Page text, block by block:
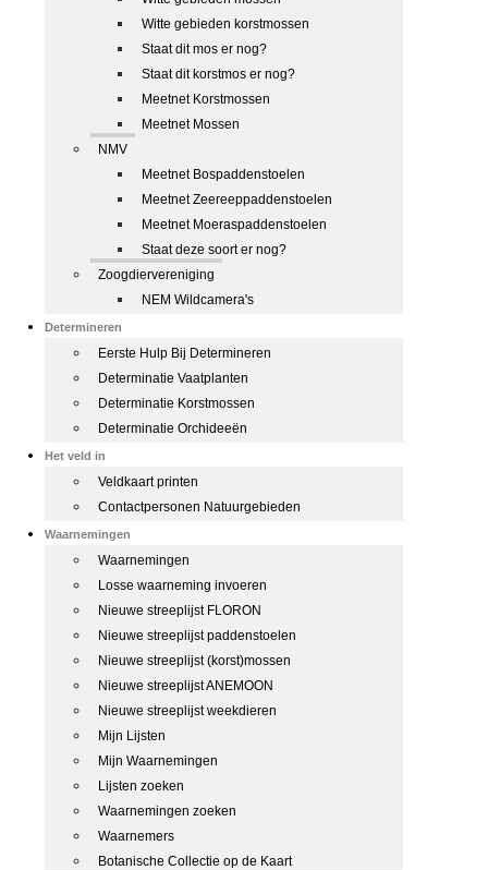
Witte gebieden korstmossen
Staat dit mos er nog?
Staat dit korstmos er nog?
Meetnet Korstmossen
Meetnet Mossen
NMV
Meetnet Bospaddenstoelen
Meetnet Zeereeppaddenstoelen
Meetnet Moeraspaddenstoelen
Staat deze soort er nog?
Zoogdiervereniging
NEM Wildcamera's
Determineren
Eerste Hulp Bij Determineren
Determinatie Vaatplanten
Determinatie Korstmossen
Determinatie Orchideeën
Het veld in
Veldkaart printen
Contactpersonen Natuurgebieden
Waarnemingen
Waarnemingen
Losse waarneming invoeren
Nieuwe streeplijst FLORON
Nieuwe streeplijst paddenstoelen
Nieuwe streeplijst (korst)mossen
Nieuwe streeplijst ANEMOON
Nieuwe streeplijst weekdieren
Mijn Lijsten
Mijn Waarnemingen
Lijsten zoeken
Waarnemingen zoeken
Waarnemers
Botanische Collectie op de Kaart